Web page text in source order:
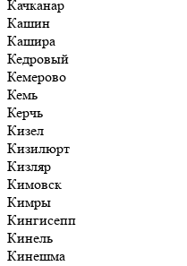
Качканар
Кашин
Кашира
Кедровый
Кемерово
Кемь
Керчь
Кизел
Кизилюрт
Кизляр
Кимовск
Кимры
Кингисепп
Кинель
Кинешма